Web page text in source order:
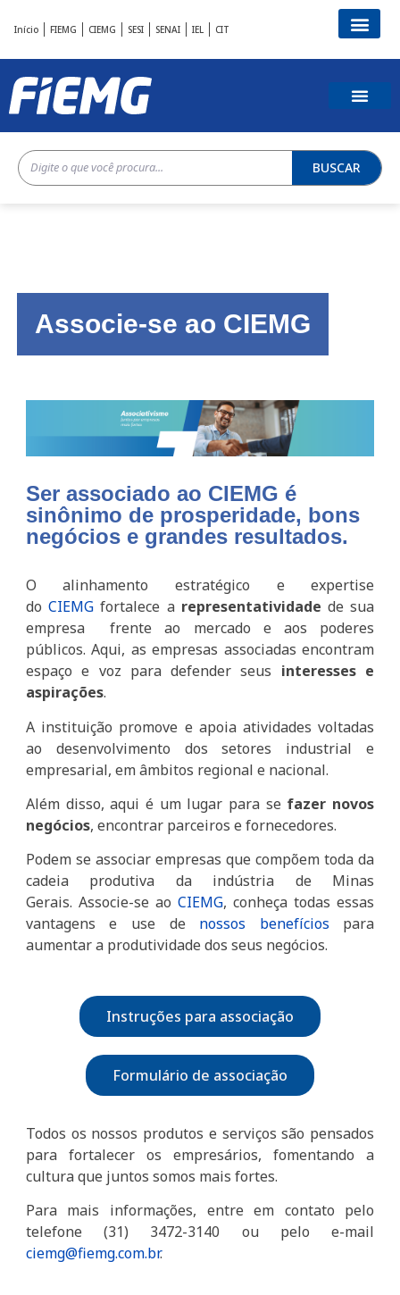
Início FIEMG CIEMG SESI SENAI IEL CIT
BUSCAR
Associe-se ao CIEMG
Ser associado ao CIEMG é
sinônimo de prosperidade, bons
negócios e grandes resultados.
O alinhamento estratégico e expertise
doCIEMG fortalece a representatividade de sua
empresa frente ao mercado e aos poderes
públicos. Aqui, as empresas associadas encontram
espaço e voz para defender seus interesses e
aspirações.
A instituição promove e apoia atividades voltadas
ao desenvolvimento dos setores industrial e
empresarial, em âmbitos regional e nacional.
Além disso, aqui é um lugar para se fazer novos
negócios, encontrar parceiros e fornecedores.
Podem se associar empresas que compõem toda da
cadeia produtiva da indústria de Minas
Gerais. Associe-se ao CIEMG, conheça todas essas
vantagens e use de nossos benefícios para
aumentar a produtividade dos seus negócios.
Instruções para associação
Formulário de associação
Todos os nossos produtos e serviços são pensados
para fortalecer os empresários, fomentando a
cultura que juntos somos mais fortes.
Para mais informações, entre em contato pelo
telefone (31) 3472-3140 ou pelo e-mail
ciemg@fiemg.com.br.